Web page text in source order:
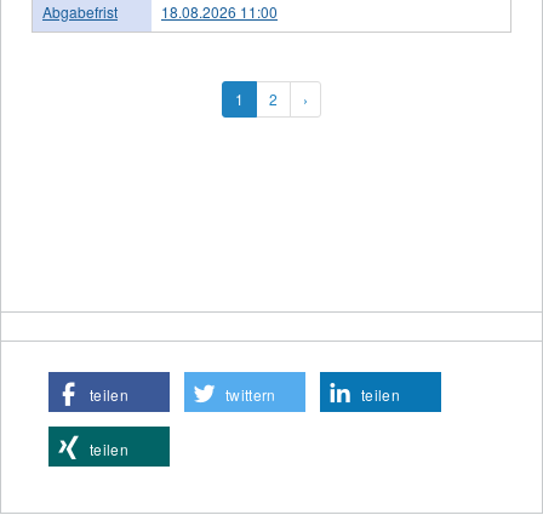
Abgabefrist
18.08.2026 11:00
1 2 ›
teilen twittern teilen
teilen